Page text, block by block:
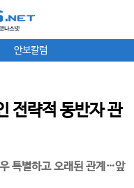
안보칼럼
전략적 동반자 관
특별하고 오래된 관계…앞